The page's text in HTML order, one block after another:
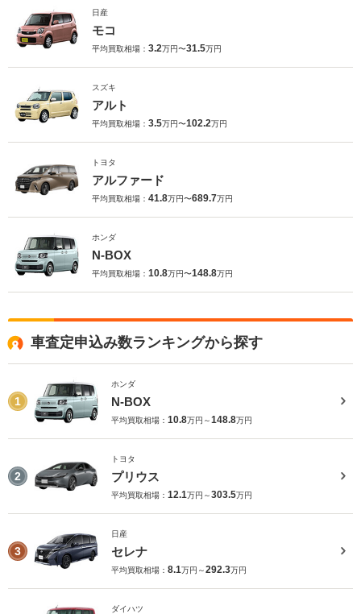
日産
モコ
平均買取相場： 3.2万円〜31.5万円
スズキ
アルト
平均買取相場： 3.5万円〜102.2万円
トヨタ
アルファード
平均買取相場： 41.8万円〜689.7万円
ホンダ
N-BOX
平均買取相場： 10.8万円〜148.8万円
車査定申込み数ランキングから探す
1
ホンダ
N-BOX
平均買取相場： 10.8万円～148.8万円
2
トヨタ
プリウス
平均買取相場： 12.1万円～303.5万円
3
日産
セレナ
平均買取相場： 8.1万円～292.3万円
ダイハツ